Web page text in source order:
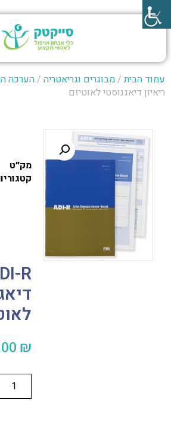
עמוד הבית/מבוגרים וגריאטריה /הערכה
ריאיון דיאגנוסטי לאוטיזם
מק״ט
₪